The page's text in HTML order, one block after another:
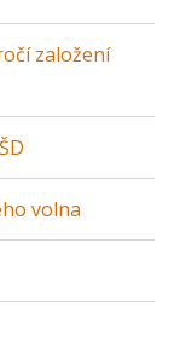
založení
volna